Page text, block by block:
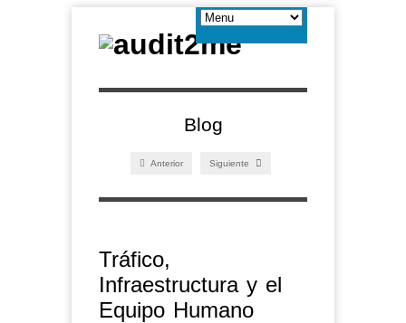
Blog
Anterior Siguiente
Tráfico,
Infraestructura y el
Equipo Humano